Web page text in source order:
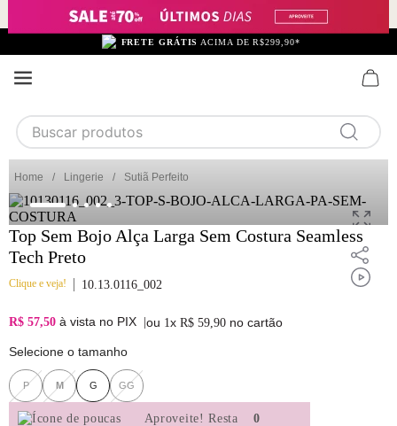
FRETE GRÁTIS ACIMA DE R$299,90*
Buscar produtos
1 calcinha
2 sutiã
3 camisola
4 calcinha algodão
5 sutiã calcinha
6 algodão
7 pijama
8 renda
Lingerie Sutiã Perfeito
Top Sem Bojo Alça Larga Sem Costura Seamless
Tech Preto
Clique e veja! 10.13.0116_002
R$ 57,50 à vista no PIX ou 1x R$ 59,90 no cartão
Selecione o tamanho
P M G GG
Aproveite!Resta
0